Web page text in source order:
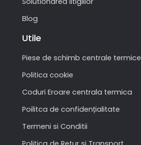
Blog
Utile
Piese de schimb centrale termice
Politica cookie
Coduri Eroare centrala termica
Poilitca de confidențialitate
Termeni si Conditii